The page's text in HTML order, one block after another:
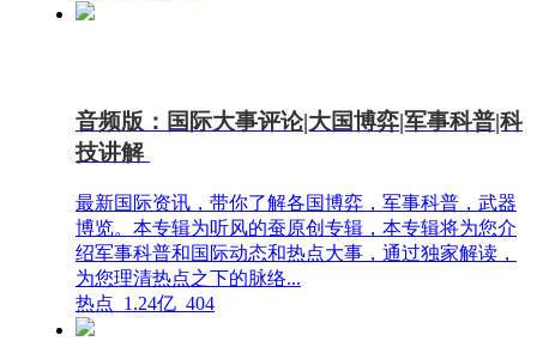
音频版：国际大事评论|大国博弈|军事科普|科
技讲解
最新国际资讯，带你了解各国博弈，军事科普，武器
博览。本专辑为听风的蚕原创专辑，本专辑将为您介
绍军事科普和国际动态和热点大事，通过独家解读，
为您理清热点之下的脉络...
热点 1.24亿 404